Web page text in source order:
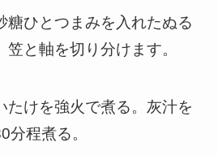
ひとつまみを入れたぬる
笠と軸を切り分けます。
けを強火で煮る。灰汁を
分程煮る。